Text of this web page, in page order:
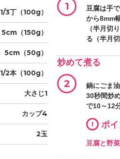
1/3丁（100g）
5cm（150g）
5cm（50g）
1/2本（100g）
大さじ1
カップ4
2玉
1
豆腐は手
から8mm
（半月切
る（半月切
炒めて煮る
2 鍋にごま
30秒間炒
で10～12
! ポイ
豆腐と野